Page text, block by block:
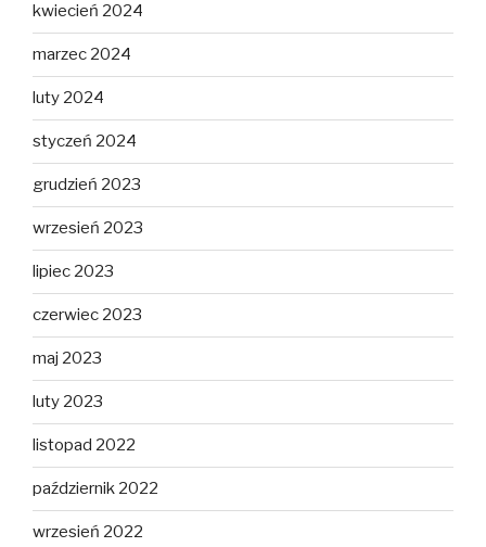
kwiecień 2024
marzec 2024
luty 2024
styczeń 2024
grudzień 2023
wrzesień 2023
lipiec 2023
czerwiec 2023
maj 2023
luty 2023
listopad 2022
październik 2022
wrzesień 2022